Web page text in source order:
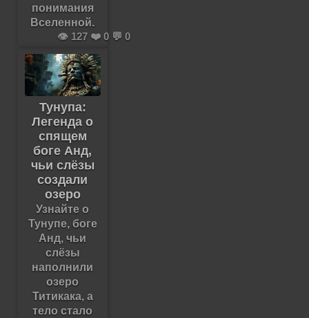
понимания
Вселенной.
👁️ 127 ❤️ 0 💬 0
Тунупа:
Легенда о
спящем
боге Анд,
чьи слёзы
создали
озеро
Узнайте о
Тунупе, боге
Анд, чьи
слёзы
наполнили
озеро
Титикака, а
тело стало